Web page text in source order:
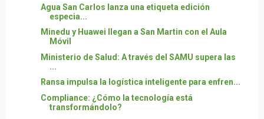
Agua San Carlos lanza una etiqueta edición
especia...
Minedu y Huawei llegan a San Martin con el Aula
Móvil
Ministerio de Salud: A través del SAMU supera las
...
Ransa impulsa la logística inteligente para enfren...
Compliance: ¿Cómo la tecnología está
transformándolo?